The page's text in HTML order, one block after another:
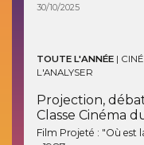
30/10/2025
TOUTE L'ANNÉE |
L'ANALYSER
Projection,
Classe Cinéma
Film Projeté : "Où